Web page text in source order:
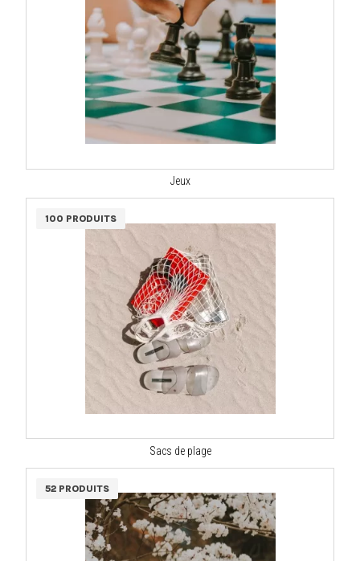
Jeux
100 PRODUITS
Sacs de plage
52 PRODUITS